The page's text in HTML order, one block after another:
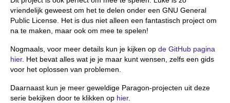
vriendelijk geweest om het te delen onder een GNU General
Public License. Het is dus niet alleen een fantastisch project om
na te maken, maar ook om mee te spelen!
Nogmaals, voor meer details kun je kijken op de GitHub pagina
hier. Het bevat alles wat je je maar kunt wensen, zelfs een gids
voor het oplossen van problemen.
Daarnaast kun je meer geweldige Paragon-projecten uit deze
serie bekijken door te klikken op hier.